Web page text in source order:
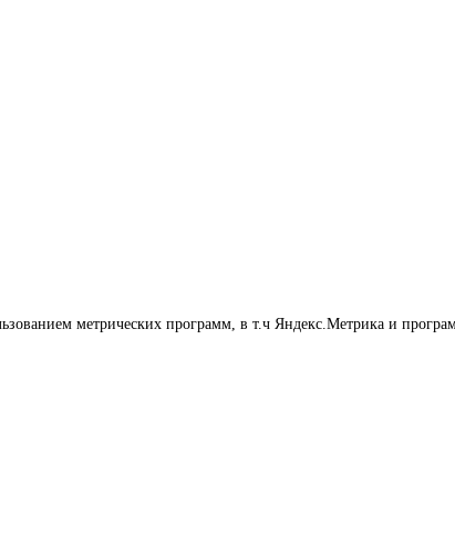
метрических программ, в т.ч Яндекс.Метрика и